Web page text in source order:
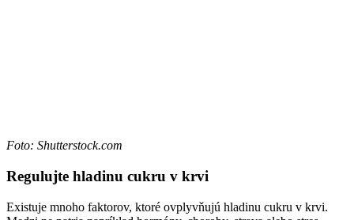
Foto: Shutterstock.com
Regulujte hladinu cukru v krvi
Existuje mnoho faktorov, ktoré ovplyvňujú hladinu cukru v krvi.